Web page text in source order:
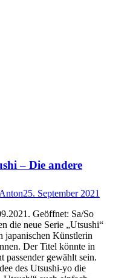
– Die andere
Anton25. September 2021
Geöffnet: Sa/So
die neue Serie „Utsushi“
japanischen Künstlerin
Der Titel könnte in
passender gewählt sein.
des Utsushi-yo die